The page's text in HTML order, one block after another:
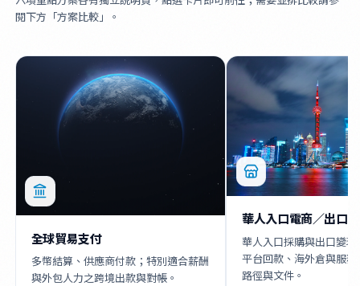
閱下方「方案比較」。
全球貿易支付
多幣結算、供應商付款；特別適合薪酬
與外包人力之跨境出款與對帳。
華人入口電商／出口
華人入口採購與出口變
平台回款、海外倉與服
路徑與文件。